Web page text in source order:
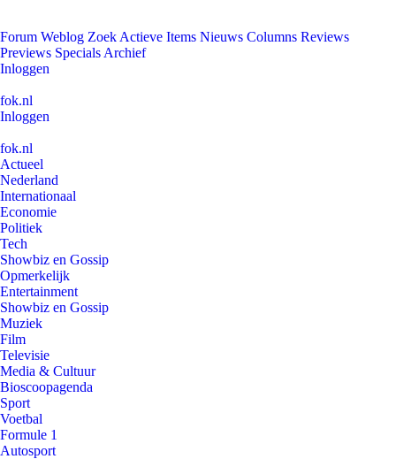
Forum Weblog Zoek Actieve Items Nieuws Columns Reviews
Previews Specials Archief
Inloggen
fok.nl
Inloggen
fok.nl
Actueel
Nederland
Internationaal
Economie
Politiek
Tech
Showbiz en Gossip
Opmerkelijk
Entertainment
Showbiz en Gossip
Muziek
Film
Televisie
Media & Cultuur
Bioscoopagenda
Sport
Voetbal
Formule 1
Autosport